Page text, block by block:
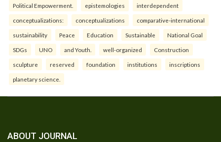
Political Empowerment. epistemologies interdependent
conceptualizations: conceptualizations comparative-international
sustainability Peace Education Sustainable National Goal
SDGs UNO and Youth. well-organized Construction
sculpture reserved foundation institutions inscriptions
planetary science.
ABOUT JOURNAL